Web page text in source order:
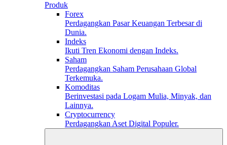
Produk
Forex
Perdagangkan Pasar Keuangan Terbesar di
Dunia.
Indeks
Ikuti Tren Ekonomi dengan Indeks.
Saham
Perdagangkan Saham Perusahaan Global
Terkemuka.
Komoditas
Berinvestasi pada Logam Mulia, Minyak, dan
Lainnya.
Cryptocurrency
Perdagangkan Aset Digital Populer.